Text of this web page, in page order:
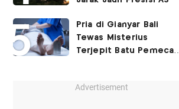
Pria di Gianyar Bali
Tewas Misterius
Terjepit Batu Pemecah
Advertisement